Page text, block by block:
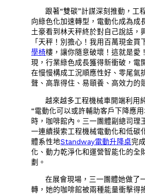
跟著“雙碳”計謀深刻推動，工
向綠色化加速轉型，電動化成為成
土豪看到林天秤終於對自己說話，
「天秤！別擔心！我用百萬現金買
學椅樓，讓你隨意破壞！這就是愛
現，行業綠色成長獲得新衝破，電
在慢慢構成工況順應性好、零尾氣
聲、高靠得住、易頤養、高效力的
越來越多工程機械車開端利用
“電動化可以或許輔助客戶下降應
時，咖啡館內。三一團體副總司理
一連續摸索工程機械電動化和低碳
體系性地Standway電動升降桌完
化、動力乾淨化和運營智能化的全
劃。
在展會現場，三一團體她做了
轉，她的咖啡館被兩種能量衝擊得